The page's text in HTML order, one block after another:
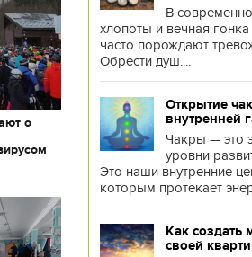
о
В
хлопоты и вечная гонка
часто порождают
Обрести душ....
Открытие
внутренней
Чакры — это
уровни
Это наши внутренние
которым протекает
Как создать
своей